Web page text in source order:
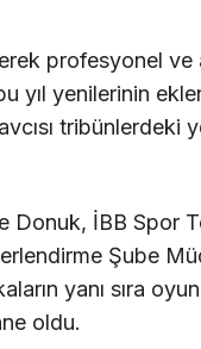
profesyonel
yıl yenilerinin
tribünlerdeki
Donuk, İBB Spor
Şube
yanı sıra
oldu.